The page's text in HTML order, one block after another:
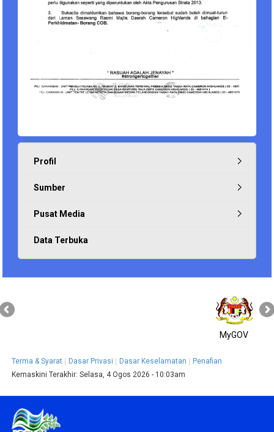
Profil
Sumber
Pusat Media
Data Terbuka
MyGOV
Terma & Syarat Dasar Privasi Dasar Keselamatan
Penafian
Kemaskini Terakhir:Selasa, 4 Ogos 2026 - 10:03am